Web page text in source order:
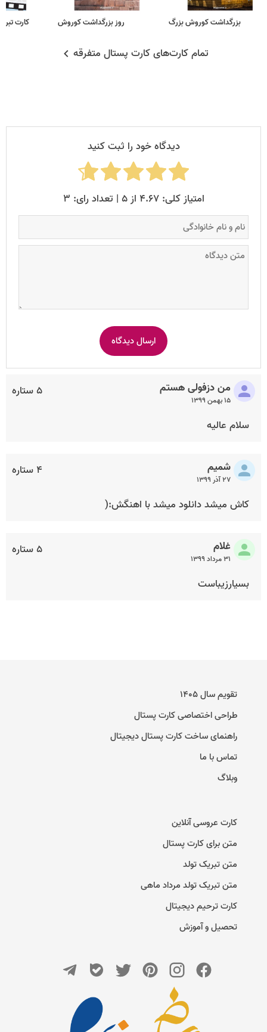
بزرگداشت کوروش بزرگ روز بزرگداشت کوروش کارت
تمام کارت‌های کارت پستال متفرقه
دیدگاه خود را ثبت کنید
امتیاز کلی: ۴.۶۷ از ۵ | تعداد رای: ۳
۵ ستاره من‌ ‌دزفولی هستم‌
۱۵ بهمن ۱۳۹۹
سلام عالیه
۴ ستاره شمیم
۲۷ آذر ۱۳۹۹
کاش میشد دانلود میشد با اهنگش:(
۵ ستاره غلام
۳۱ مرداد ۱۳۹۹
بسیارزیباست
تقویم سال ۱۴۰۵
طراحی اختصاصی کارت پستال
راهنمای ساخت کارت پستال دیجیتال
تماس با ما
وبلاگ
کارت عروسی آنلاین
متن برای کارت پستال
متن تبریک تولد
متن تبریک تولد مرداد ماهی
کارت ترحیم دیجیتال
تحصیل و آموزش